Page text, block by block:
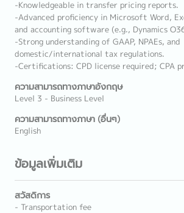
-Knowledgeable in transfer pricing reports.
-Advanced proficiency in Microsoft Word,
and accounting software (e.g., Dynamics
-Strong understanding of GAAP, NPAEs, and
domestic/international tax regulations.
-Certifications: CPD license required; CPA
ความสามารถทางภาษาอังกฤษ
Level 3 - Business Level
ความสามารถทางภาษา (อื่นๆ)
English
ข้อมูลเพิ่มเติม
สวัสดิการ
- Transportation fee